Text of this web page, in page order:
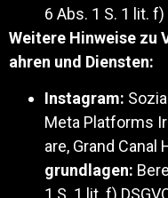
6 Abs. 1 S. 1 lit. f)
Weitere Hinweise zu
ahren und Diensten:
Instagram:
Meta Platforms
are, Grand Canal
grundlagen:
1 S. 1 lit. f)